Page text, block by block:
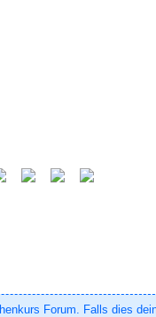
Forum. Falls dies